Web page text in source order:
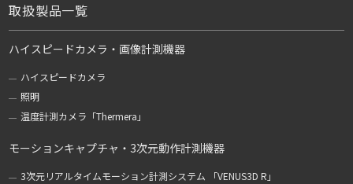
取扱製品一覧
ハイスピードカメラ・画像計測機器
ハイスピードカメラ
照明
温度計測カメラ「Thermera」
モーションキャプチャ・3次元動作計測機器
3次元リアルタイムモーション計測システム 「VENUS3D R」